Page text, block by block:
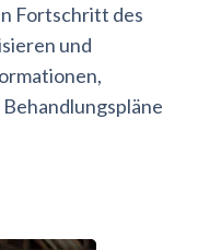
Fortschritt des
und